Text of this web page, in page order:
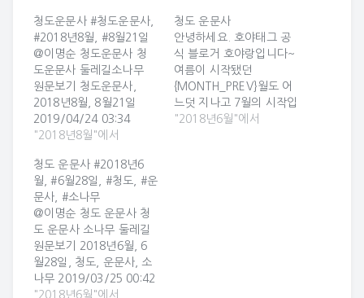
청도운문사 #청도운문사,
#2018년8월, #8월21일
@이명순 청도운문사 청
도운문사 둘레길소나무
원문보기 청도운문사,
2018년8월, 8월21일
2019/04/24 03:34
Uploaded By @이명순
"2018년8월"에서
청도 운문사
안녕하세요. 호야태그 공
식 블로거 호야랑입니다~
여름이 시작됐던
{MONTH_PREV}월도 어
느덧 지나고 7월의 시작입
니다. 워니맘 회원님께서
"2018년6월"에서
청도 운문사 #2018년6
월, #6월28일, #청도, #운
문사, #소나무
@이명순 청도 운문사 청
도 운문사 소나무 둘레길
원문보기 2018년6월, 6
월28일, 청도, 운문사, 소
나무 2019/03/25 00:42
Uploaded By @이명순
"2018년6월"에서